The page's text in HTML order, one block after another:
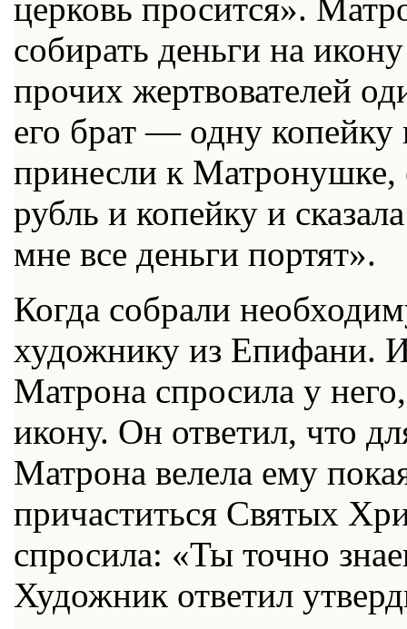
церковь просится».
собирать деньги на
прочих жертвователей
его брат — одну копейку
принесли к Матронушке,
рубль и копейку и
мне все деньги портят».
Когда собрали
художнику из Епифани.
Матрона спросила у
икону. Он ответил, что
Матрона велела ему
причаститься Святых
спросила: «Ты точно
Художник ответил